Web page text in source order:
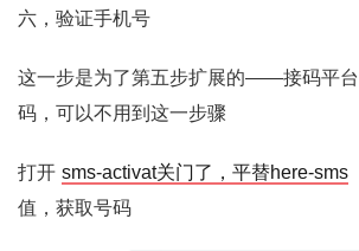
六，验证手机号
这一步是为了第五步扩展的——接码平
码，可以不用到这一步骤
打开 sms-activat关门了，平替here-sms
值，获取号码